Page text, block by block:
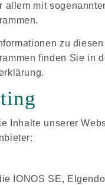
allem mit
zu diesen
finden Sie in
Inhalte unserer
IONOS SE,